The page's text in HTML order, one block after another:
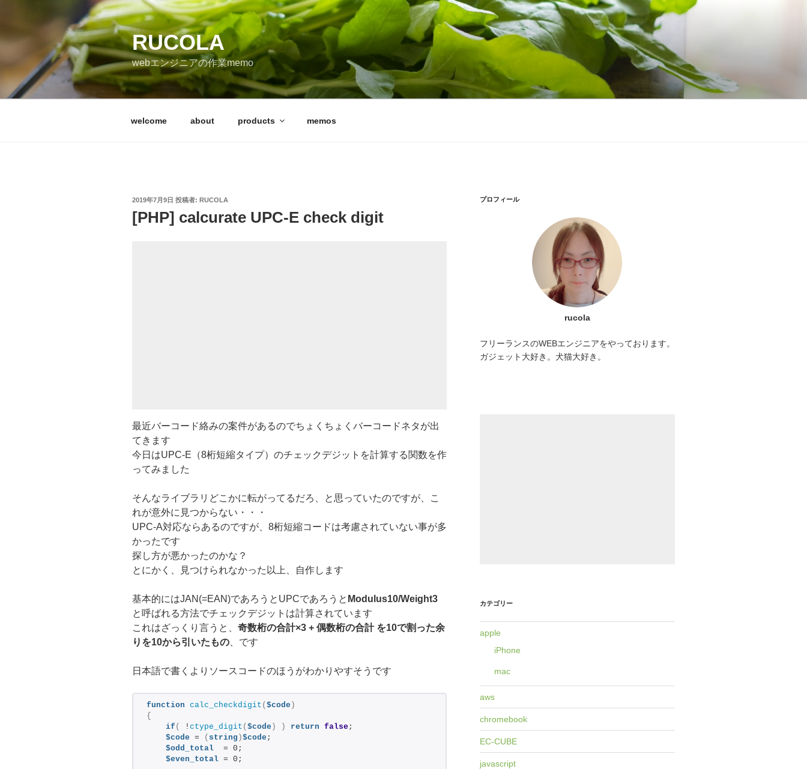
へ
RUCOLA
webエンジニアの作業memo
welcome about products memos
投
2019年7月9日 投稿者: RUCOLA
[PHP] calcurate UPC-E check digit
最近バーコード絡みの案件があるのでちょくちょくバーコードネタが出
てきます
今日はUPC-E（8桁短縮タイプ）のチェックデジットを計算する関数を作
ってみました
そんなライブラリどこかに転がってるだろ、と思っていたのですが、こ
れが意外に見つからない・・・
UPC-A対応ならあるのですが、8桁短縮コードは考慮されていない事が多
かったです
探し方が悪かったのかな？
とにかく、見つけられなかった以上、自作します
基本的にはJAN(=EAN)であろうとUPCであろうと Modulus10/Weight3
と呼ばれる方法でチェックデジットは計算されています
これはざっくり言うと、 奇数桁の合計×3 + 偶数桁の合計 を10で割った余
りを10から引いたもの 、です
日本語で書くよりソースコードのほうがわかりやすそうです
function calc_checkdigit ( $code )
{
if ( ! ctype_digit ( $code ) ) return false;
$code = ( string )$code ;
$odd_total
  = 0;
$even_total = 0;
プロフィール
rucola
フリーランスのWEBエンジニアをやっております。
ガジェット大好き。犬猫大好き。
カテゴリー
apple
iPhone
mac
aws
chromebook
EC-CUBE
javascript